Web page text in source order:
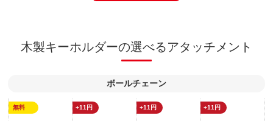
木製キーホルダーの選べるアタッチメント
ボールチェーン
無料 +11円 +11円 +11円